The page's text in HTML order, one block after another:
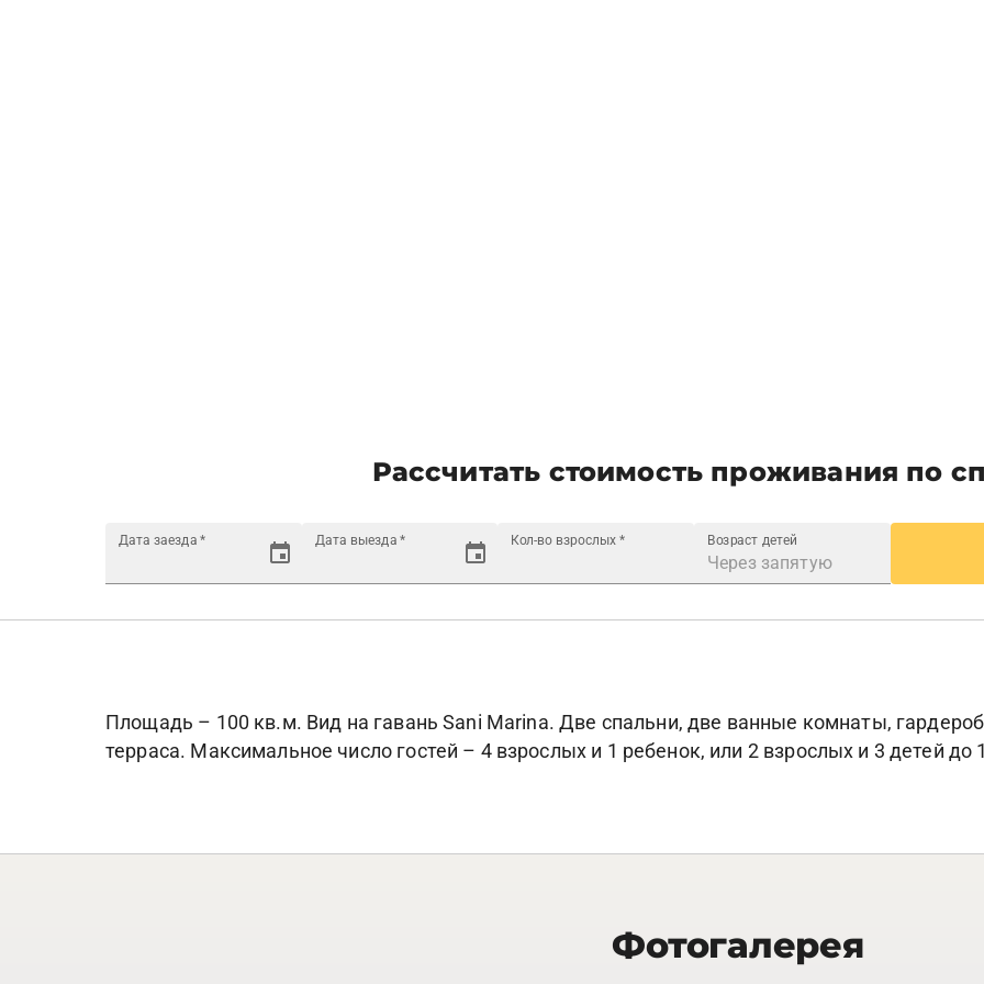
Рассчитать стоимость проживания по
Дата заезда * Дата выезда * Кол-во взрослых * Возраст детей
Площадь – 100 кв.м. Вид на гавань Sani Marina. Две спальни, две ванные комнаты,
терраса. Максимальное число гостей – 4 взрослых и 1 ребенок, или 2 взрослых и 3 детей до
Фотогалерея